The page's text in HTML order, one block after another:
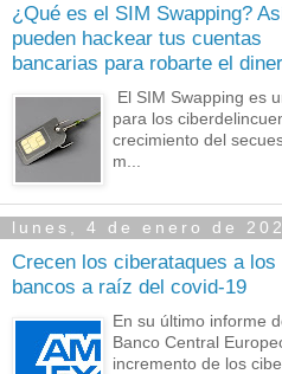
¿Qué es el SIM Swapping?
pueden hackear tus cuentas
bancarias para robarte el
El SIM Swapping es
para los
crecimiento del
m...
lunes, 4 de enero de
Crecen los ciberataques a los
bancos a raíz del covid-19
En su último informe
Banco Central
incremento de los